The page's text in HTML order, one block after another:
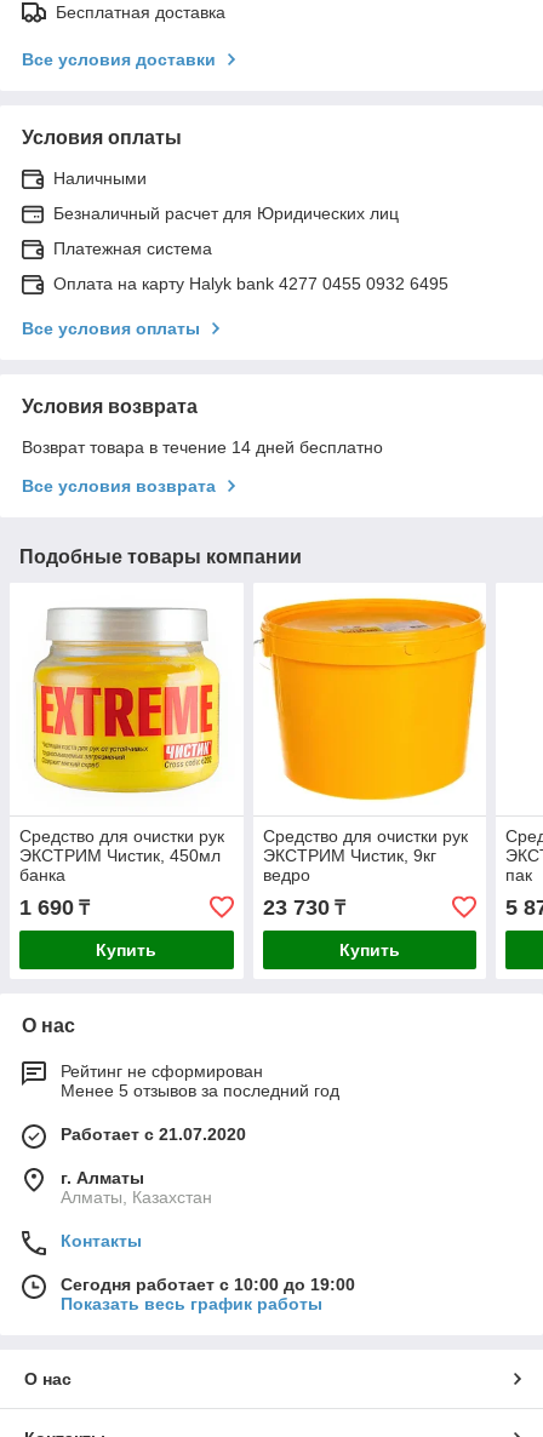
Бесплатная доставка
Все условия доставки
Условия оплаты
Наличными
Безналичный расчет для Юридических лиц
Платежная система
Оплата на карту Halyk bank 4277 0455 0932 6495
Все условия оплаты
Условия возврата
Возврат товара в течение 14 дней бесплатно
Все условия возврата
Подобные товары компании
Средство для очистки рук
ЭКСТРИМ Чистик, 450мл
банка
1 690 ₸
Купить
Средство для очистки рук
ЭКСТРИМ Чистик, 9кг
ведро
23 730₸
Купить
пак
5
О нас
Рейтинг не сформирован
Менее 5 отзывов за последний год
Работает с 21.07.2020
г. Алматы
Алматы, Казахстан
Контакты
Сегодня работает с 10:00 до 19:00
Показать весь график работы
О нас